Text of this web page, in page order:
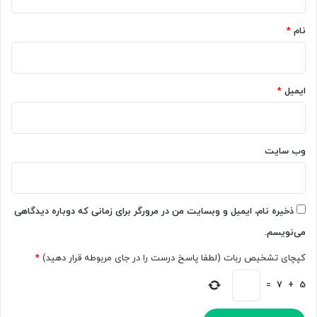
ت
ر
ا
ا
C
h
t
P
ب
ه‌
ش
ر
t
r
a
ه
م
ک
ر
م
ک
ن
؛
ق
ی
ی
نام *
ایمیل *
وب‌ سایت
ذخیره نام، ایمیل و وبسایت من در مرورگر برای زمانی که دوباره دیدگاهی
می‌نویسم.
کپچای تشخیص ربات (لطفا پاسخ درست را در جای مربوطه قرار دهید) *
5
+
7
=